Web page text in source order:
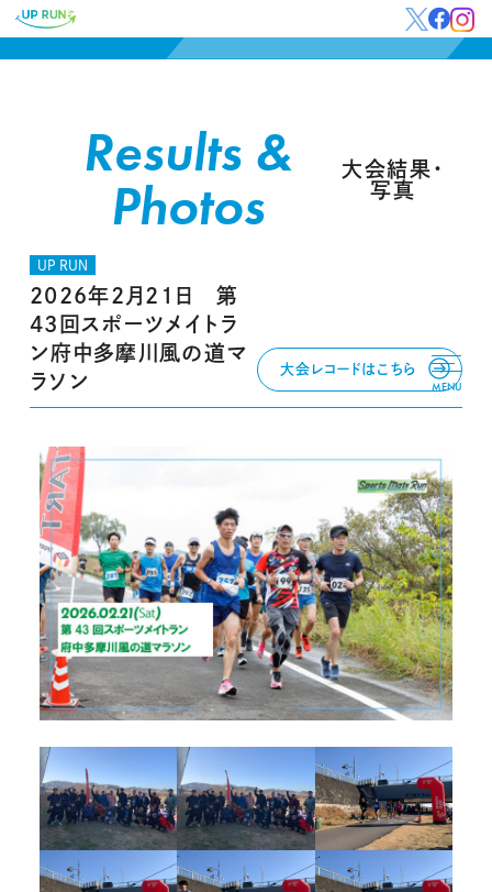
MENU
Results &
Photos
大会結果・
写真
UP RUN
2026年2月21日 第
43回スポーツメイトラ
ン府中多摩川風の道マ
ラソン
大会レコードはこちら